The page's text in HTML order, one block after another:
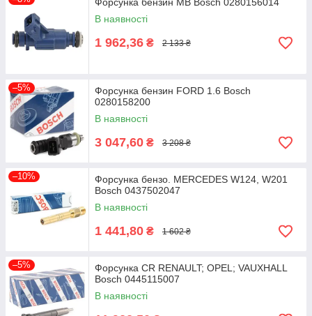
В наявності
1 962,36 ₴ 2 133 ₴
–5%
Форсунка бензин FORD 1.6 Bosch
0280158200
В наявності
3 047,60 ₴ 3 208 ₴
–10%
Форсунка бензо. MERCEDES W124, W201
Bosch 0437502047
В наявності
1 441,80 ₴ 1 602 ₴
–5%
Форсунка CR RENAULT; OPEL; VAUXHALL
Bosch 0445115007
В наявності